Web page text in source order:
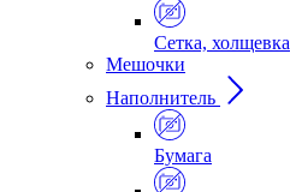
Сетка, холщевка
Мешочки
Наполнитель
Бумага